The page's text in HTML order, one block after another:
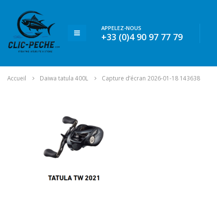
APPELEZ-NOUS
+33 (0)4 90 97 77 79
Accueil Daiwa tatula 400L Capture d’écran 2026-01-18 143638